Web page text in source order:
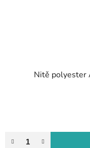
Nitě polyester